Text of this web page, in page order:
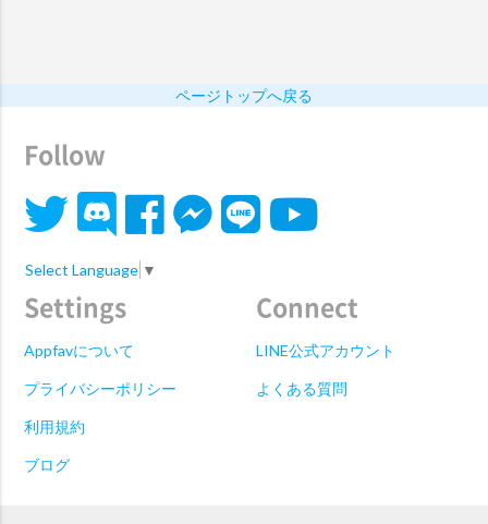
ページトップへ戻る
Follow
Select Language ▼
Settings
Appfavについて
プライバシーポリシー
利用規約
ブログ
Connect
LINE公式アカウント
よくある質問